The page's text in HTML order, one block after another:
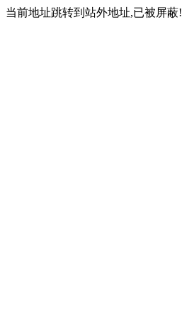
当前地址跳转到站外地址,已被屏蔽!